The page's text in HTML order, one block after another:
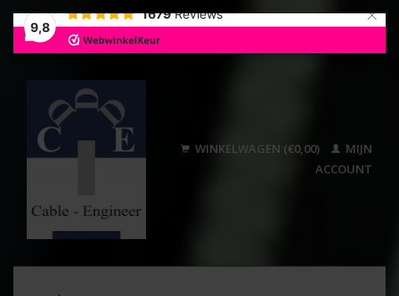
9,8
1679 Reviews ×
WINKELWAGEN (€0,00)
MIJN
ACCOUNT